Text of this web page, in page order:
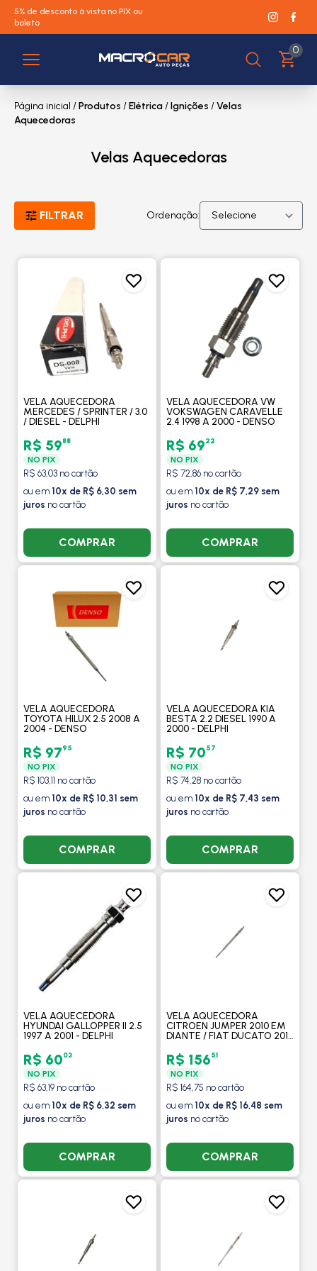
5% de desconto à vista no PIX ou
boleto
0
Página inicial /Produtos /Elétrica/Ignições /Velas
Aquecedoras
Velas Aquecedoras
FILTRAR Ordenação:
VELA AQUECEDORA
MERCEDES / SPRINTER / 3.0
/ DIESEL - DELPHI
R$ 5988
NO PIX
R$ 63,03 no cartão
ou em 10x de R$ 6,30 sem
juros no cartão
COMPRAR
VELA AQUECEDORA VW
VOKSWAGEN CARAVELLE
2.4 1998 A 2000 - DENSO
R$ 6922
NO PIX
R$ 72,86 no cartão
ou em 10x de R$ 7,29 sem
juros no cartão
COMPRAR
VELA AQUECEDORA
TOYOTA HILUX 2.5 2008 A
2004 - DENSO
R$ 9795
NO PIX
R$ 103,11 no cartão
ou em 10x de R$ 10,31 sem
juros no cartão
COMPRAR
VELA AQUECEDORA KIA
BESTA 2.2 DIESEL 1990 A
2000 - DELPHI
R$ 7057
NO PIX
R$ 74,28 no cartão
ou em 10x de R$ 7,43 sem
juros no cartão
COMPRAR
VELA AQUECEDORA
HYUNDAI GALLOPPER II 2.5
1997 A 2001 - DELPHI
R$ 6003
NO PIX
R$ 63,19 no cartão
ou em 10x de R$ 6,32 sem
juros no cartão
COMPRAR
VELA AQUECEDORA
CITROEN JUMPER 2010 EM
DIANTE / FIAT DUCATO 2010
BOXER 2010 EM DIANTE -
DELPHI
R$ 15651
NO PIX
R$ 164,75 no cartão
ou em 10x de R$ 16,48 sem
juros no cartão
COMPRAR